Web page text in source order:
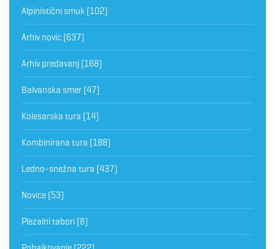
Alpinistični smuk (102)
Arhiv novic (637)
Arhiv predavanj (168)
Balvanska smer (47)
Kolesarska tura (14)
Kombinirana tura (188)
Ledno-snežna tura (437)
Novice (53)
Plezalni tabori (8)